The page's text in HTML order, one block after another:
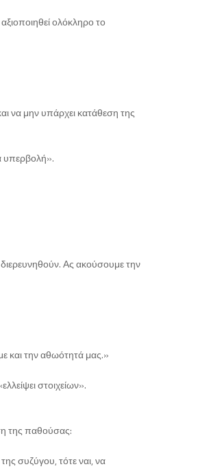
ολόκληρο το
να μην υπάρχει κατάθεση της
υπερβολή».
διερευνηθούν. Ας ακούσουμε την
και την αθωότητά μας.»
στοιχείων».
της παθούσας:
συζύγου, τότε ναι, να